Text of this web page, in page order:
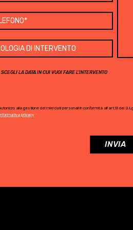
SCEGLI LA DATA IN CUI VUOI FARE L'INTERVENTO
alla gestione dei miei dati personali in conformità all'art.13 del
privacy